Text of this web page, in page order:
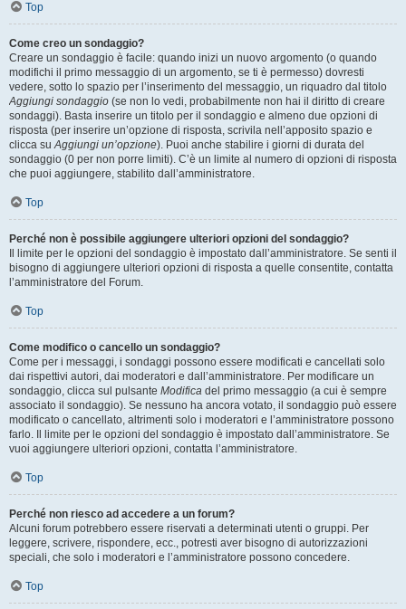
Top
Come creo un sondaggio?
Creare un sondaggio è facile: quando inizi un nuovo argomento (o quando
modifichi il primo messaggio di un argomento, se ti è permesso) dovresti
vedere, sotto lo spazio per l’inserimento del messaggio, un riquadro dal titolo
Aggiungi sondaggio (se non lo vedi, probabilmente non hai il diritto di creare
sondaggi). Basta inserire un titolo per il sondaggio e almeno due opzioni di
risposta (per inserire un’opzione di risposta, scrivila nell’apposito spazio e
clicca suAggiungi un’opzione). Puoi anche stabilire i giorni di durata del
sondaggio (0 per non porre limiti). C’è un limite al numero di opzioni di risposta
che puoi aggiungere, stabilito dall’amministratore.
Top
Perché non è possibile aggiungere ulteriori opzioni del sondaggio?
Il limite per le opzioni del sondaggio è impostato dall’amministratore. Se senti il
bisogno di aggiungere ulteriori opzioni di risposta a quelle consentite, contatta
l’amministratore del Forum.
Top
Come modifico o cancello un sondaggio?
Come per i messaggi, i sondaggi possono essere modificati e cancellati solo
dai rispettivi autori, dai moderatori e dall’amministratore. Per modificare un
sondaggio, clicca sul pulsante Modifica del primo messaggio (a cui è sempre
associato il sondaggio). Se nessuno ha ancora votato, il sondaggio può essere
modificato o cancellato, altrimenti solo i moderatori e l’amministratore possono
farlo. Il limite per le opzioni del sondaggio è impostato dall’amministratore. Se
vuoi aggiungere ulteriori opzioni, contatta l’amministratore.
Top
Perché non riesco ad accedere a un forum?
Alcuni forum potrebbero essere riservati a determinati utenti o gruppi. Per
leggere, scrivere, rispondere, ecc., potresti aver bisogno di autorizzazioni
speciali, che solo i moderatori e l’amministratore possono concedere.
Top